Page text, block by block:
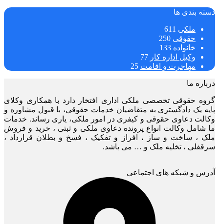
دسته بندی ها
ملکی 611
حقوقی 250
خانواده 133
وکیل اداره کار 77
مهاجرت و اقامت 25
درباره ما
گروه حقوقی تخصصی ملکی اداری افتخار دارد با همکاری وکلای
پایه یک دادگستری به متقاضیان خدمات حقوقی، با قبول مشاوره و
وکالت دعاوی حقوقی و کیفری در امور ملکی، یاری رساند. خدمات
ما شامل وکالت انواع پرونده دعاوی ملکی و ثبتی ، خرید و فروش
ملک ، ساخت و ساز ، افراز و تفکیک ، فسخ و بطلان قرارداد ،
سرقفلی ، تخلیه ملک و … می باشد.
آدرس و شبکه های اجتماعی